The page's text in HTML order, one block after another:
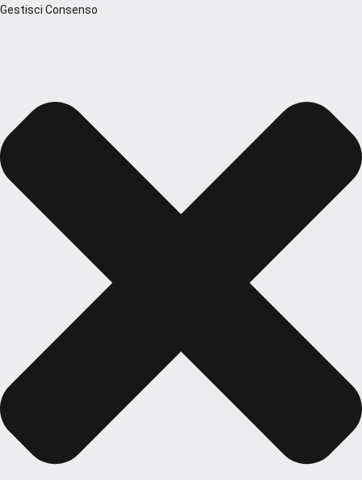
Gestisci Consenso